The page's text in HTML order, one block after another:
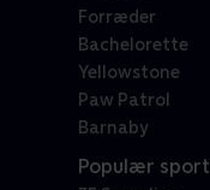
Forræder
Bachelorette
Yellowstone
Paw Patrol
Barnaby
Populær sport